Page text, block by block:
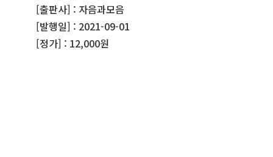
[출판사] : 자음과모음
[발행일] : 2021-09-01
[정가] : 12,000원